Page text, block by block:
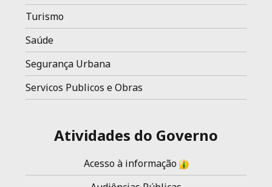
Turismo
Saúde
Segurança Urbana
Servicos Publicos e Obras
Atividades do Governo
Acesso à informação